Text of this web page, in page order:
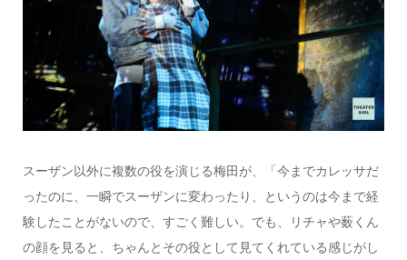
スーザン以外に複数の役を演じる梅田が、「今までカレッサだ
ったのに、一瞬でスーザンに変わったり、というのは今まで経
験したことがないので、すごく難しい。でも、リチャや薮くん
の顔を見ると、ちゃんとその役として見てくれている感じがし